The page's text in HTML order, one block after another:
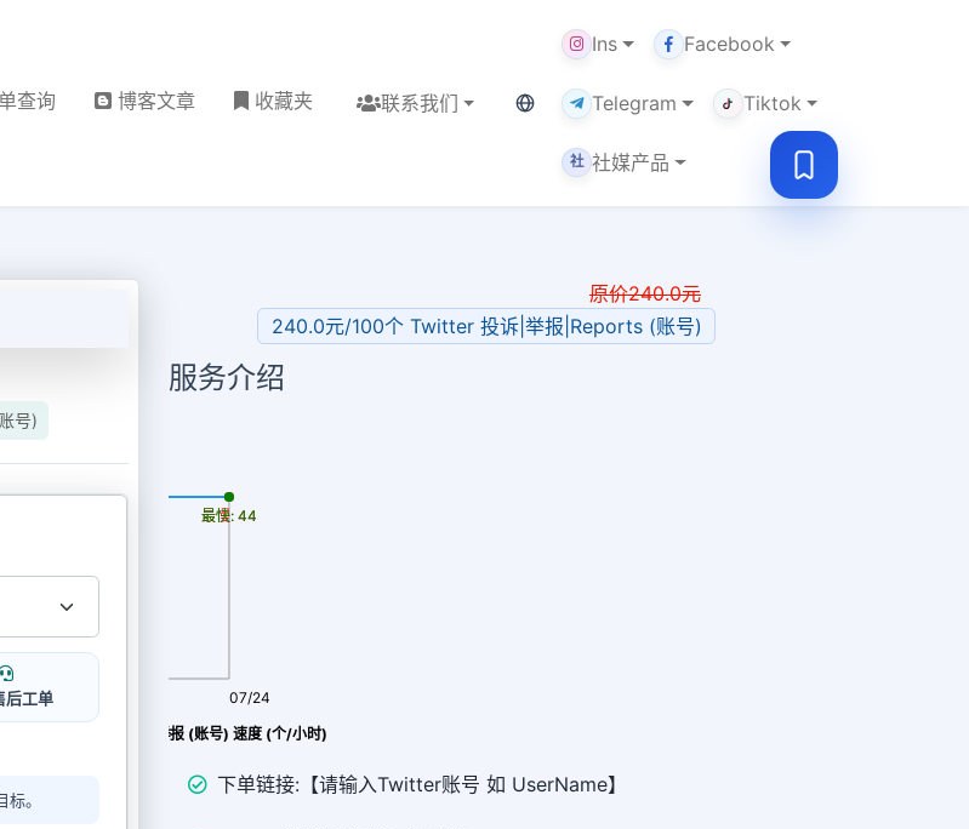
查询 博客文章 收藏夹 联系我们 当前语言：中文
Ins Facebook
Telegram Tiktok
社 社媒产品
号)
后工单
。
原价240.0元
240.0元/100个 Twitter 投诉|举报|Reports (账号)
服务介绍
Twitter 投诉|举报|举报 (账号) 速度 (个/小时)
07/24
最慢: 44
最快: 44
下单链接:【请输入Twitter账号 如 UserName】